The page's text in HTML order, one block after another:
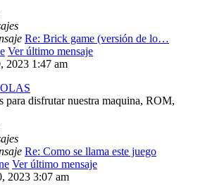
Re: Brick game (versión de lo…
Ver último mensaje
2023 1:47 am
para disfrutar nuestra maquina, ROM,
Re: Como se llama este juego
Ver último mensaje
2023 3:07 am